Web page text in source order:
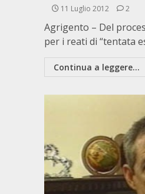
11 Luglio 2012 2
Agrigento – Del
per i reati di “tentata
Continua a leggere...